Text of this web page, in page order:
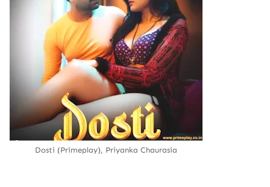
Dosti (Primeplay), Priyanka Chaurasia